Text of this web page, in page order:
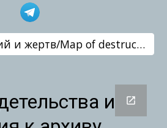
Карта разрушений и жертв/Map of destruction and victims